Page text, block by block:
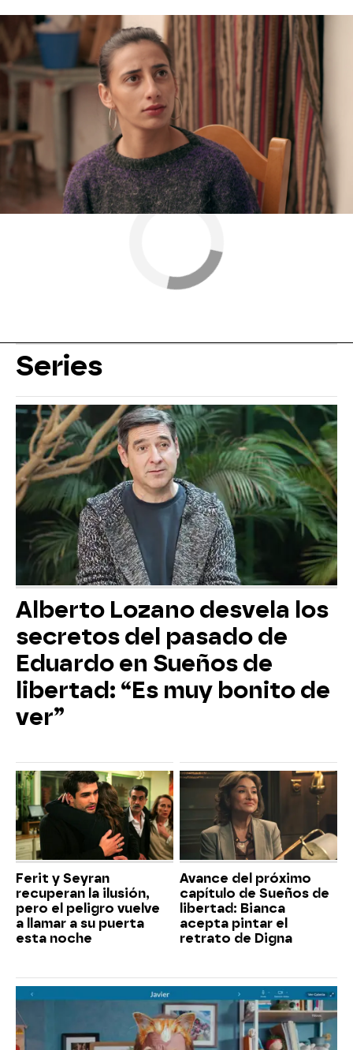
Ciriaco Gómez
Antena 3 » Series » Amar es para siempre » Momentos
Series
Alberto Lozano desvela los
secretos del pasado de
Eduardo en Sueños de
libertad: “Es muy bonito de
ver”
Ferit y Seyran
recuperan la ilusión,
pero el peligro vuelve
a llamar a su puerta
esta noche
Avance del próximo
capítulo de Sueños de
libertad: Bianca
acepta pintar el
retrato de Digna